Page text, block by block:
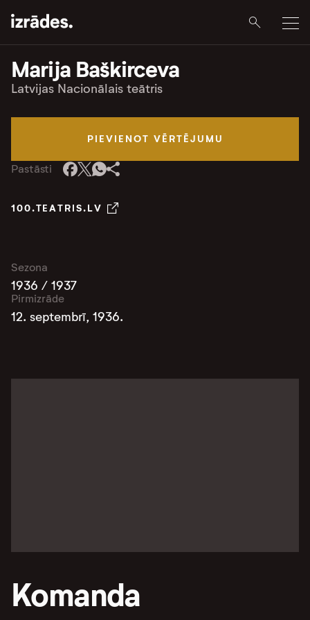
Marija Baškirceva
Latvijas Nacionālais teātris
PIEVIENOT VĒRTĒJUMU
Pastāsti
100.TEATRIS.LV
Sezona
1936 / 1937
Pirmizrāde
12. septembrī, 1936.
Komanda